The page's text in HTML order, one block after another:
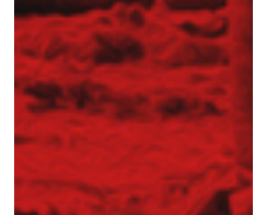
Torkret – stříkaný beton
Geotermální piloty a mikropiloty
Technologií
Vyplňování dutin
Zprávy